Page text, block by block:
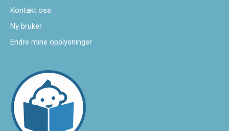
Kontakt oss
Ny bruker
Endre mine opplysninger